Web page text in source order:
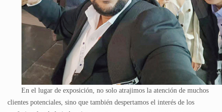
En el lugar de exposición, no solo atrajimos la atención de muchos
clientes potenciales, sino que también despertamos el interés de los